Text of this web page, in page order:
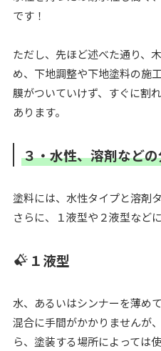
です！
ただし、先ほど述べた通り、
め、下地調整や下地塗料の施
膜がついていけず、すぐに割
あります。
３・水性、溶剤など
塗料には、水性タイプと溶剤
さらに、１液型や２液型など
１液型
水、あるいはシンナーを薄め
混合に手間がかかりませんが
ら、塗装する場所によっては